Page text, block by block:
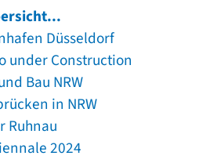
Düsseldorf
under Construction
Bau NRW
in NRW
Ruhnau
2024